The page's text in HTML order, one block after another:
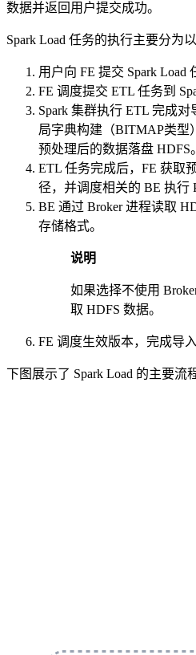
数据并返回用户提交成功。
Spark Load 任务的执行主要分为
用户向 FE 提交 Spark Load
FE 调度提交 ETL 任务到
Spark 集群执行 ETL 完成
局字典构建（BITMAP类型
预处理后的数据落盘 HDFS。
ETL 任务完成后，FE 获取
径，并调度相关的 BE 执行
BE 通过 Broker 进程读取
存储格式。
说明
如果选择不使用
取 HDFS 数据。
FE 调度生效版本，完成导入
下图展示了 Spark Load 的主要流